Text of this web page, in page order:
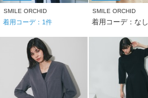
SMILE ORCHID
着用コーデ： 1件
SMILE ORCHID
着用コーデ：なし